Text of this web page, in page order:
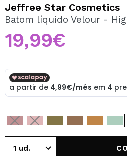
Ao criar uma conta no
compras rapidamente, verificar
encomendas e consultar as
Jeffree Star Cosmetics
Batom líquido Velour -
19,99€